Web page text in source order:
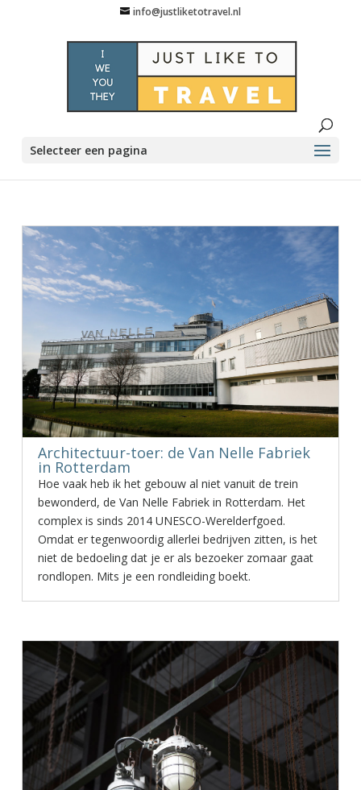
info@justliketotravel.nl
Selecteer een pagina
Architectuur-toer: de Van Nelle Fabriek
in Rotterdam
Hoe vaak heb ik het gebouw al niet vanuit de trein
bewonderd, de Van Nelle Fabriek in Rotterdam. Het
complex is sinds 2014 UNESCO-Werelderfgoed.
Omdat er tegenwoordig allerlei bedrijven zitten, is het
niet de bedoeling dat je er als bezoeker zomaar gaat
rondlopen. Mits je een rondleiding boekt.